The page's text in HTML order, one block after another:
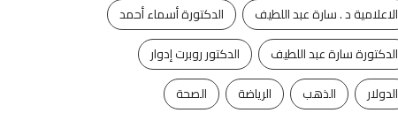
الاعلامية د . سارة عبد اللطيف
الدكتورة أسماء أحمد
الدكتورة سارة عبد اللطيف
الدكتور روبرت إدوار
الدولار
الذهب الرياضة
الصحة